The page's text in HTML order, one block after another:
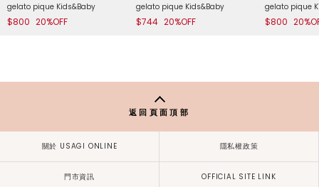
gelato pique Kids&Baby
$800 20%OFF
gelato pique Kids&Baby
$744 20%OFF
gelato pique
$800
返回頁面頂部
關於 USAGI ONLINE 隱私權政策
門市資訊 OFFICIAL SITE LINK